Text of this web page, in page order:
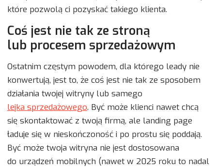
które pozwolą ci pozyskać takiego klienta.
Coś jest nie tak ze stroną
lub procesem sprzedażowym
Ostatnim częstym powodem, dla którego leady nie
konwertują, jest to, że coś jest nie tak ze sposobem
działania twojej witryny lub samego
lejka sprzedażowego. Być może klienci nawet chcą
się skontaktować z twoją firmą, ale landing page
ładuje się w nieskończoność i po prostu się poddają.
Być może twoja witryna nie jest dostosowana
do urządzeń mobilnych (nawet w 2025 roku to nadal